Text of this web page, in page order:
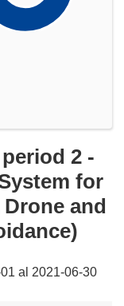
2 -
for
and
al 2021-06-30